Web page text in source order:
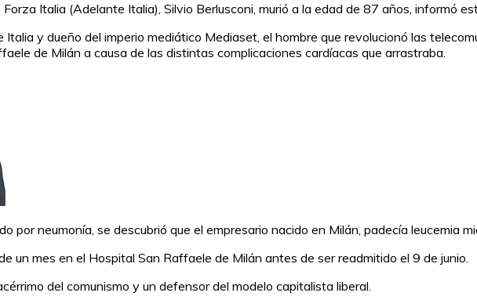
Italia (Adelante Italia), Silvio Berlusconi, murió a la edad de 87 años, informó
Italia y dueño del imperio mediático Mediaset, el hombre que revolucionó las
de Milán a causa de las distintas complicaciones cardíacas que arrastraba.
por neumonía, se descubrió que el empresario nacido en Milán, padecía leucemia
un mes en el Hospital San Raffaele de Milán antes de ser readmitido el 9 de junio.
del comunismo y un defensor del modelo capitalista liberal.